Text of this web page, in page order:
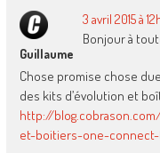
Guillaume
3 avril 2015 à
Bonjour à
Chose promise chose
des kits d’évolution et
http://
et-boitiers-one-